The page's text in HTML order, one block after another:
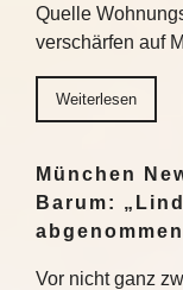
Quelle
verschärfen auf
Weiterlesen
München
Barum:
abgenommen
Vor nicht ganz